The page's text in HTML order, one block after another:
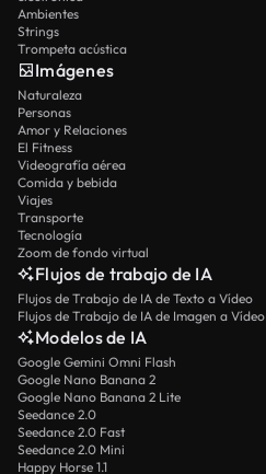
Ambientes
Strings
Trompeta acústica
Imágenes
Naturaleza
Personas
Amor y Relaciones
El Fitness
Videografía aérea
Comida y bebida
Viajes
Transporte
Tecnología
Zoom de fondo virtual
Flujos de trabajo de IA
Flujos de Trabajo de IA de Texto a Vídeo
Flujos de Trabajo de IA de Imagen a Vídeo
Modelos de IA
Google Gemini Omni Flash
Google Nano Banana 2
Google Nano Banana 2 Lite
Seedance 2.0
Seedance 2.0 Fast
Seedance 2.0 Mini
Happy Horse 1.1